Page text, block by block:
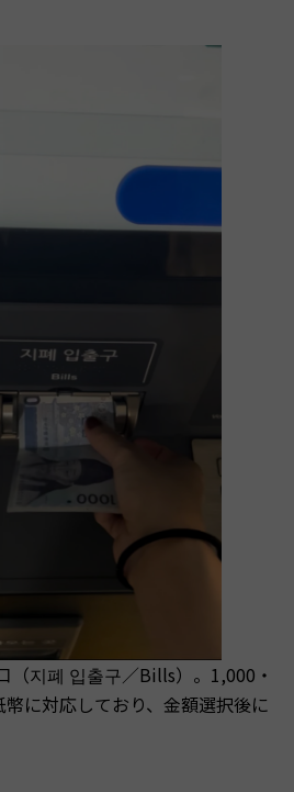
（지폐 입출구／Bills）。1,000・
に対応しており、金額選択後に